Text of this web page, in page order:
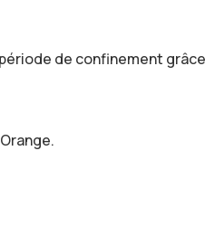
de confinement